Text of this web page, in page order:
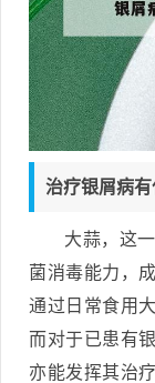
治疗银屑病
大蒜，这
菌消毒能力，
通过日常食用
而对于已患有
亦能发挥其治